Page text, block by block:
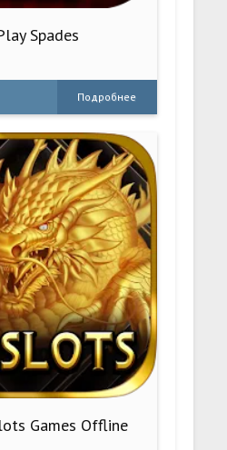
Spades
Подробнее
Games Offline